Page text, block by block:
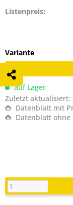
Listenpreis:
Variante
auf Lager
Zuletzt aktualisiert:
Datenblatt mit
Datenblatt ohne